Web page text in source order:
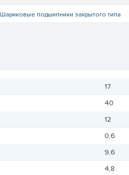
Шариковые подшипники закрытого типа
17
40
12
0,6
9,6
4,8